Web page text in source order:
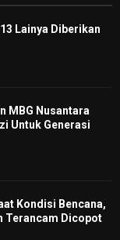
Lainya Diberikan
MBG Nusantara
Untuk Generasi
Kondisi Bencana,
Terancam Dicopot